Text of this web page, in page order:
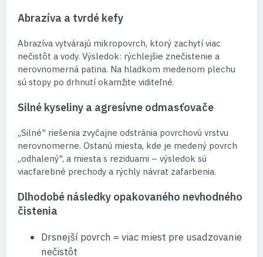
Abrazíva a tvrdé kefy
Abrazíva vytvárajú mikropovrch, ktorý zachytí viac
nečistôt a vody. Výsledok: rýchlejšie znečistenie a
nerovnomerná patina. Na hladkom medenom plechu
sú stopy po drhnutí okamžite viditeľné.
Silné kyseliny a agresívne odmasťovače
„Silné" riešenia zvyčajne odstránia povrchovú vrstvu
nerovnomerne. Ostanú miesta, kde je medený povrch
„odhalený", a miesta s reziduami – výsledok sú
viacfarebné prechody a rýchly návrat zafarbenia.
Dlhodobé následky opakovaného nevhodného
čistenia
Drsnejší povrch = viac miest pre usadzovanie
nečistôt